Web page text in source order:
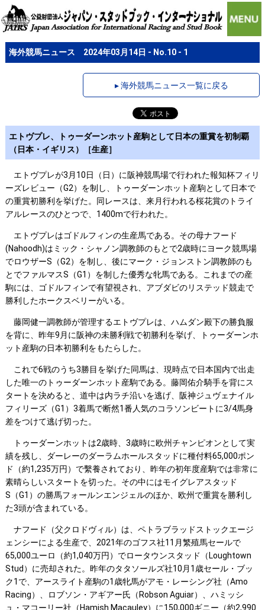
海外競馬ニュース 2024年03月14日 - No.10 - 1
▸ 海外競馬ニュース一覧に戻る
エトヴプレ、トゥーダーンホット産駒として日本の重賞を初制覇
（日本・イギリス）［生産］
エトヴプレが3月10日（日）に阪神競馬場で行われた報知杯フィリ
ーズレビュー（G2）を制し、トゥーダーンホット産駒として日本で
の重賞初勝利を挙げた。同レースは、来月行われる桜花賞のトライ
アルレースのひとつで、1400mで行われた。
エトヴプレはゴドルフィンの生産馬である。その母ナフード
(Nahoodh)はミック・シャノン調教師のもとで2歳時にヨーク競馬場
でロウザーS（G2）を制し、後にマーク・ジョンストン調教師のも
とでファルマスS（G1）を制した優秀な牝馬である。これまでの産
駒には、ゴドルフィンで有望視され、アブダビのリステッド競走で
勝利したホークスベリーがいる。
藤岡健一調教師が管理するエトヴプレは、ハムダン殿下の勝負服
を背に、昨年9月に阪神の未勝利戦で初勝利を挙げ、トゥーダーンホ
ット産駒の日本初勝利をもたらした。
これで6戦のうち3勝目を挙げた同馬は、現時点で日本国内で出走
した唯一のトゥーダーンホット産駒である。藤岡佑介騎手を背にス
タートを決めると、道中は内ラチ沿いを逃げ、阪神ジュヴェナイル
フィリーズ（G1）3着馬で断然1番人気のコラソンビートに3/4馬身
差をつけて逃げ切った。
トゥーダーンホットは2歳時、3歳時に欧州チャンピオンとして実
績を残し、ダーレーのダーラムホールスタッドに種付料65,000ポン
ド（約1,235万円）で繫養されており、昨年の初年度産駒では非常に
素晴らしいスタートを切った。その中にはモイグレアスタッド
S（G1）の勝馬フォールンエンジェルのほか、欧州で重賞を勝利し
た3頭が含まれている。
ナフード（父クロドヴィル）は、ペトラブラッドストックエージ
ェンシーによる生産で、2021年のゴフス社11月繁殖馬セールで
65,000ユーロ（約1,040万円）でロータウンスタッド（Loughtown
Stud）に売却された。昨年のタタソールズ社10月1歳セール・ブッ
ク1で、アースライト産駒の1歳牝馬がアモ・レーシング社（Amo
Racing）、ロブソン・アギアー氏（Robson Aguiar）、ハミッシ
ュ・マコーリー社（Hamish Macauley）に150,000ギニー（約2,990